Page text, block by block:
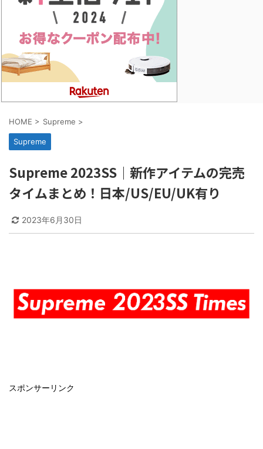
HOME > Supreme >
Supreme
Supreme 2023SS｜新作アイテムの完売
タイムまとめ！日本/US/EU/UK有り
2023年6月30日
スポンサーリンク